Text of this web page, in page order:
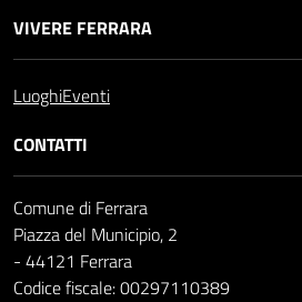
VIVERE FERRARA
LuoghiEventi
CONTATTI
Comune di Ferrara
Piazza del Municipio, 2
- 44121 Ferrara
Codice fiscale: 00297110389